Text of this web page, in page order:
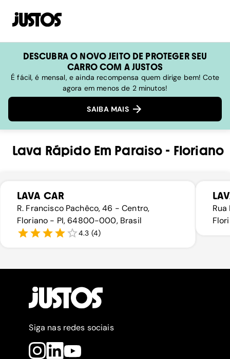
DESCUBRA O NOVO JEITO DE PROTEGER SEU
CARRO COM A JUSTOS
É fácil, é mensal, e ainda recompensa quem dirige bem! Cote
agora em menos de 2 minutos!
SAIBA MAIS
Lava RápidoEm Paraiso - Floriano
LAVA CAR
R. Francisco Pachêco, 46 - Centro,
Floriano - PI, 64800-000, Brasil
4.3 (4)
Siga nas redes sociais